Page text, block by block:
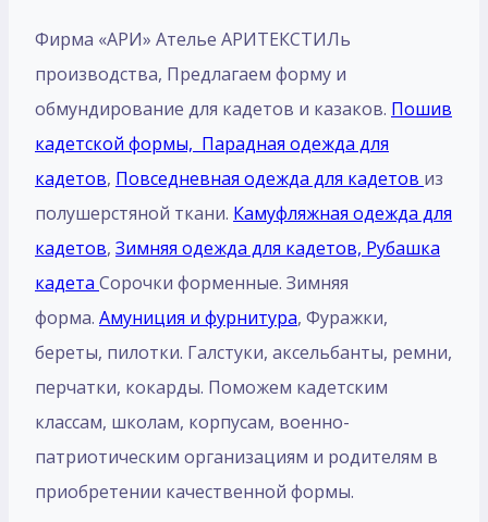
Фирма «АРИ» Ателье АРИТЕКСТИЛь
производства, Предлагаем форму и
обмундирование для кадетов и казаков. Пошив
кадетской формы, Парадная одежда для
кадетов, Повседневная одежда для кадетов из
полушерстяной ткани. Камуфляжная одежда для
кадетов, Зимняя одежда для кадетов, Рубашка
кадета Сорочки форменные. Зимняя
форма. Амуниция и фурнитура, Фуражки,
береты, пилотки. Галстуки, аксельбанты, ремни,
перчатки, кокарды. Поможем кадетским
классам, школам, корпусам, военно-
патриотическим организациям и родителям в
приобретении качественной формы.